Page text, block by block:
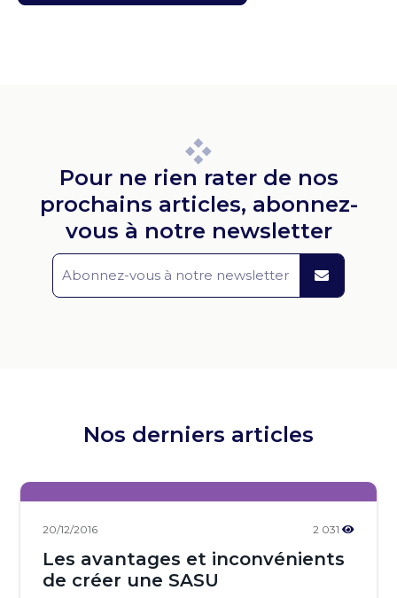
Pour ne rien rater de nos
prochains articles, abonnez-
vous à notre newsletter
Nos derniers articles
20/12/2016 2 031
Les avantages et inconvénients
de créer une SASU